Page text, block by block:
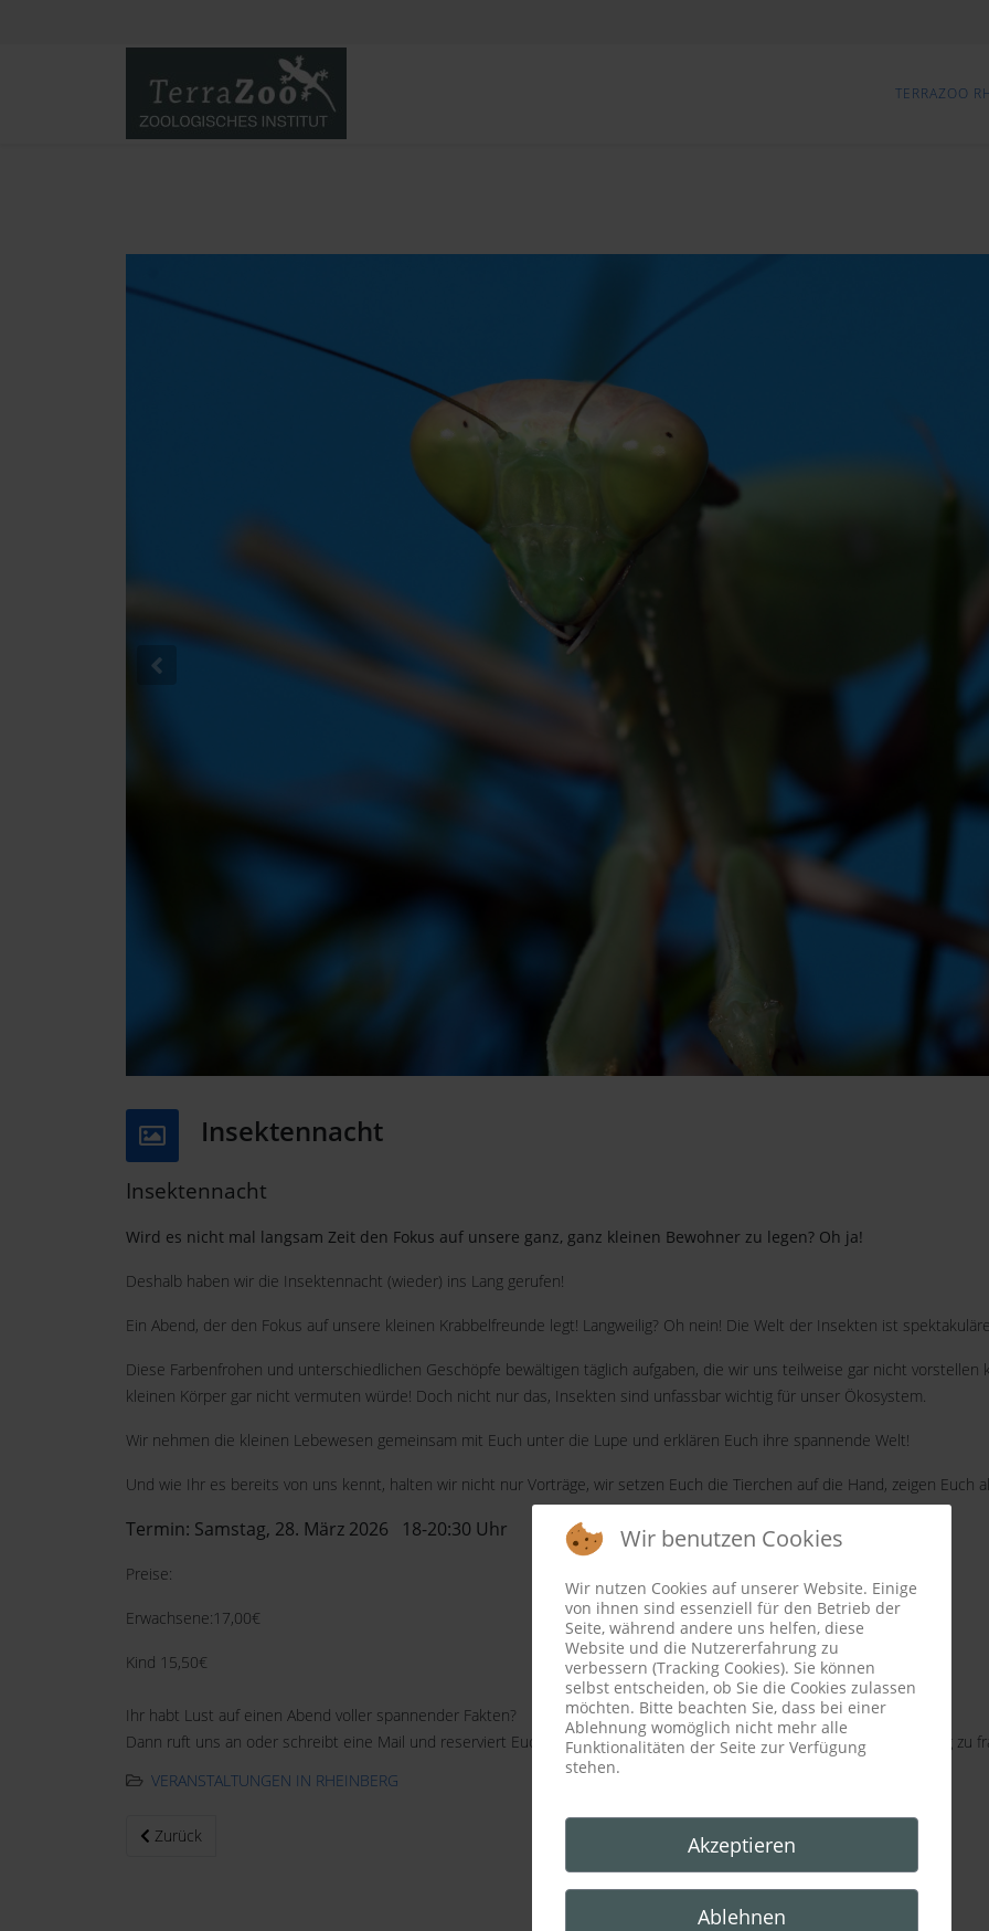
TERRAZOO
Previous
Insektennacht
Insektennacht
Wird es nicht mal langsam Zeit den Fokus auf unsere ganz, ganz kleinen Bewohner zu legen? Oh ja!
Deshalb haben wir die Insektennacht (wieder) ins Lang gerufen!
Ein Abend, der den Fokus auf unsere kleinen Krabbelfreunde legt! Langweilig? Oh nein! Die Welt der Insekten ist
Diese Farbenfrohen und unterschiedlichen Geschöpfe bewältigen täglich aufgaben, die wir uns teilweise gar nicht
kleinen Körper gar nicht vermuten würde! Doch nicht nur das, Insekten sind unfassbar wichtig für unser Ökosystem.
Wir nehmen die kleinen Lebewesen gemeinsam mit Euch unter die Lupe und erklären Euch ihre spannende Welt!
Und wie Ihr es bereits von uns kennt, halten wir nicht nur Vorträge, wir setzen Euch die Tierchen auf die Hand, zeigen Euch
Termin: Samstag, 28. März 2026 18-20:30 Uhr
Preise:
Erwachsene:17,00€
Kind 15,50€
Ihr habt Lust auf einen Abend voller spannender Fakten?
Dann ruft uns an oder schreibt eine Mail und reserviert Euch eure Plätze! Wenn Ihr mehr Infos braucht, traut Euch ruhig zu
VERANSTALTUNGEN IN RHEINBERG
Vorheriger Beitrag: Venomousnight - Achtung giftig!
Zurück
Wir benutzen Cookies
Wir nutzen Cookies auf unserer Website. Einige
von ihnen sind essenziell für den Betrieb der
Seite, während andere uns helfen, diese
Website und die Nutzererfahrung zu
verbessern (Tracking Cookies). Sie können
selbst entscheiden, ob Sie die Cookies zulassen
möchten. Bitte beachten Sie, dass bei einer
Ablehnung womöglich nicht mehr alle
Funktionalitäten der Seite zur Verfügung
stehen.
Akzeptieren
Ablehnen